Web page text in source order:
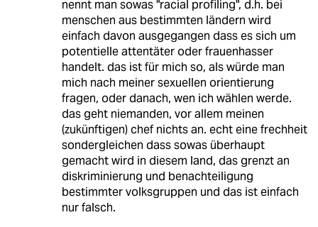
nennt man sowas "racial profiling", d.h. bei
menschen aus bestimmten ländern wird
einfach davon ausgegangen dass es sich um
potentielle attentäter oder frauenhasser
handelt. das ist für mich so, als würde man
mich nach meiner sexuellen orientierung
fragen, oder danach, wen ich wählen werde.
das geht niemanden, vor allem meinen
(zukünftigen) chef nichts an. echt eine frechheit
sondergleichen dass sowas überhaupt
gemacht wird in diesem land, das grenzt an
diskriminierung und benachteiligung
bestimmter volksgruppen und das ist einfach
nur falsch.